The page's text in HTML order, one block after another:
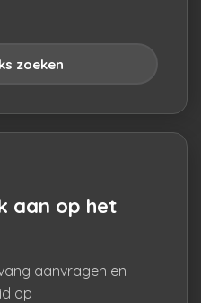
zoeken
aan op het
aanvragen en
op